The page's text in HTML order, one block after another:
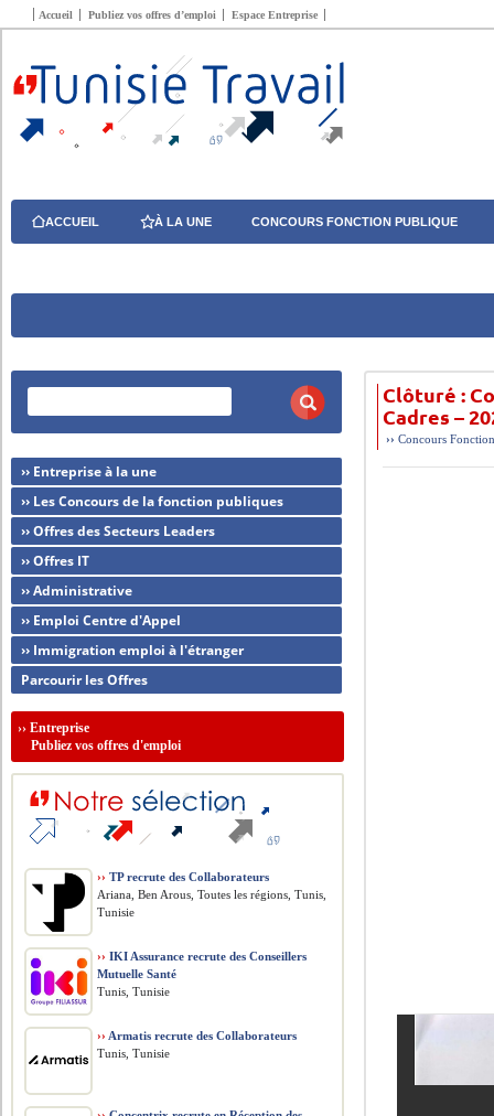
Accueil Publiez vos offres d’emploi Espace Entreprise
ACCUEIL À LA UNE CONCOURS FONCTION PUBLIQUE
Clôturé :
››Concours
›› Entreprise à la une
›› Les Concours de la fonction publiques
›› Offres des Secteurs Leaders
›› Offres IT
›› Administrative
›› Emploi Centre d'Appel
›› Immigration emploi à l'étranger
Parcourir les Offres
››Entreprise
Publiez vos offres d'emploi
›› TP recrute des Collaborateurs
Ariana, Ben Arous, Toutes les régions, Tunis,
Tunisie
›› IKI Assurance recrute des Conseillers
Mutuelle Santé
Tunis, Tunisie
›› Armatis recrute des Collaborateurs
Tunis, Tunisie